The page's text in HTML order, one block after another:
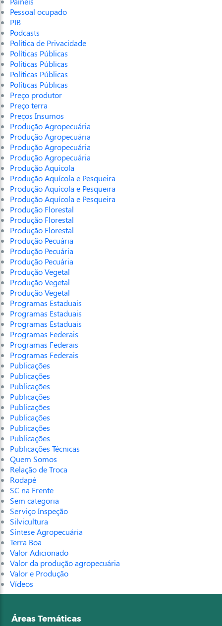
Pessoal ocupado
PIB
Podcasts
Política de Privacidade
Políticas Públicas
Políticas Públicas
Políticas Públicas
Políticas Públicas
Preço produtor
Preço terra
Preços Insumos
Produção Agropecuária
Produção Agropecuária
Produção Agropecuária
Produção Agropecuária
Produção Aquícola
Produção Aquícola e Pesqueira
Produção Aquícola e Pesqueira
Produção Aquícola e Pesqueira
Produção Florestal
Produção Florestal
Produção Florestal
Produção Pecuária
Produção Pecuária
Produção Pecuária
Produção Vegetal
Produção Vegetal
Produção Vegetal
Programas Estaduais
Programas Estaduais
Programas Estaduais
Programas Federais
Programas Federais
Programas Federais
Publicações
Publicações
Publicações
Publicações
Publicações
Publicações
Publicações
Publicações
Publicações Técnicas
Quem Somos
Relação de Troca
Rodapé
SC na Frente
Sem categoria
Serviço Inspeção
Silvicultura
Síntese Agropecuária
Terra Boa
Valor Adicionado
Valor da produção agropecuária
Valor e Produção
Vídeos
Áreas Temáticas